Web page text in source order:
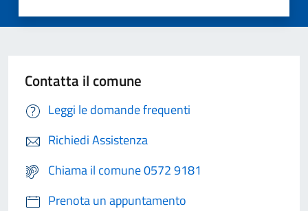
Contatta il comune
Leggi le domande frequenti
Richiedi Assistenza
Chiama il comune 0572 9181
Prenota un appuntamento